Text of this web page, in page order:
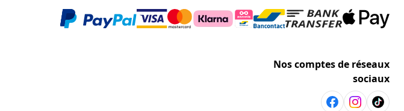
Nos comptes de réseaux
sociaux